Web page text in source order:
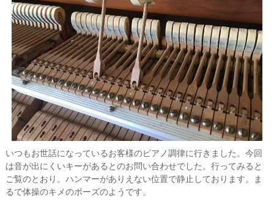
いつもお世話になっているお客様のピアノ調律に行きました。今回
は音が出にくいキーがあるとのお問い合わせでした。行ってみると
ご覧のとおり。ハンマーがありえない位置で静止しております。ま
るで体操のキメのポーズのようです。